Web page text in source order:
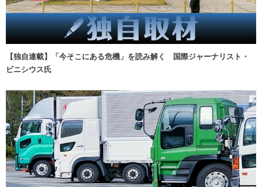
【独自連載】「今そこにある危機」を読み解く 国際ジャーナリスト・
ビニシウス氏